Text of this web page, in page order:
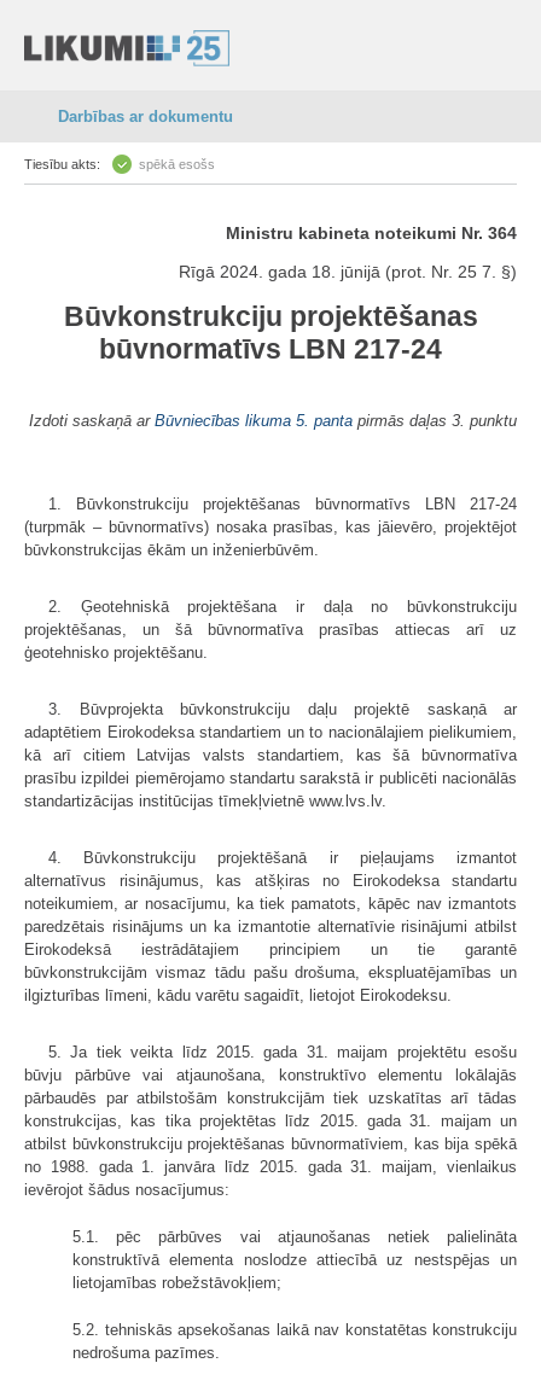
Darbības ar dokumentu
Tiesību akts: spēkā esošs
Ministru kabineta noteikumi Nr. 364
Rīgā 2024. gada 18. jūnijā (prot. Nr. 25 7. §)
Būvkonstrukciju projektēšanas
būvnormatīvs LBN 217-24
Izdoti saskaņā ar Būvniecības likuma 5. panta pirmās daļas 3. punktu
1. Būvkonstrukciju projektēšanas būvnormatīvs LBN 217-24
(turpmāk – būvnormatīvs) nosaka prasības, kas jāievēro, projektējot
būvkonstrukcijas ēkām un inženierbūvēm.
2. Ģeotehniskā projektēšana ir daļa no būvkonstrukciju
projektēšanas, un šā būvnormatīva prasības attiecas arī uz
ģeotehnisko projektēšanu.
3. Būvprojekta būvkonstrukciju daļu projektē saskaņā ar
adaptētiem Eirokodeksa standartiem un to nacionālajiem pielikumiem,
kā arī citiem Latvijas valsts standartiem, kas šā būvnormatīva
prasību izpildei piemērojamo standartu sarakstā ir publicēti nacionālās
standartizācijas institūcijas tīmekļvietnē www.lvs.lv.
4. Būvkonstrukciju projektēšanā ir pieļaujams izmantot
alternatīvus risinājumus, kas atšķiras no Eirokodeksa standartu
noteikumiem, ar nosacījumu, ka tiek pamatots, kāpēc nav izmantots
paredzētais risinājums un ka izmantotie alternatīvie risinājumi atbilst
Eirokodeksā iestrādātajiem principiem un tie garantē
būvkonstrukcijām vismaz tādu pašu drošuma, ekspluatējamības un
ilgizturības līmeni, kādu varētu sagaidīt, lietojot Eirokodeksu.
5. Ja tiek veikta līdz 2015. gada 31. maijam projektētu esošu
būvju pārbūve vai atjaunošana, konstruktīvo elementu lokālajās
pārbaudēs par atbilstošām konstrukcijām tiek uzskatītas arī tādas
konstrukcijas, kas tika projektētas līdz 2015. gada 31. maijam un
atbilst būvkonstrukciju projektēšanas būvnormatīviem, kas bija spēkā
no 1988. gada 1. janvāra līdz 2015. gada 31. maijam, vienlaikus
ievērojot šādus nosacījumus:
5.1. pēc pārbūves vai atjaunošanas netiek palielināta
konstruktīvā elementa noslodze attiecībā uz nestspējas un
lietojamības robežstāvokļiem;
5.2. tehniskās apsekošanas laikā nav konstatētas konstrukciju
nedrošuma pazīmes.